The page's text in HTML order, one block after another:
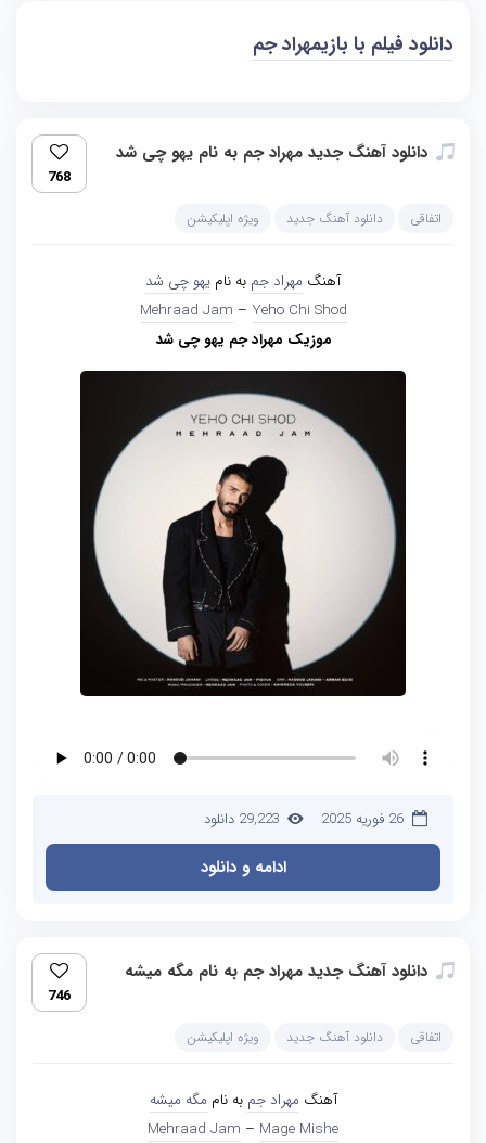
دانلود فیلم با بازیمهراد جم
دانلود آهنگ جدید مهراد جم به نام یهو چی شد
768
اتفاقی دانلود آهنگ جدید ویژه اپلیکیشن
آهنگ مهراد جم به نام یهو چی شد
Mehraad Jam – Yeho Chi Shod
موزیک مهراد جم یهو چی شد
26 فوریه 2025 29,223 دانلود
ادامه و دانلود
دانلود آهنگ جدید مهراد جم به نام مگه میشه
746
اتفاقی دانلود آهنگ جدید ویژه اپلیکیشن
آهنگ مهراد جم به نام مگه میشه
Mehraad Jam – Mage Mishe